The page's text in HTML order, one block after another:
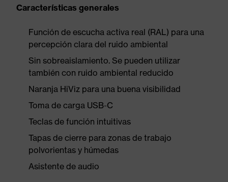
Características generales
Función de escucha activa real (RAL) para una
percepción clara del ruido ambiental
Sin sobreaislamiento. Se pueden utilizar
también con ruido ambiental reducido
Naranja HiViz para una buena visibilidad
Toma de carga USB-C
Teclas de función intuitivas
Tapas de cierre para zonas de trabajo
polvorientas y húmedas
Asistente de audio